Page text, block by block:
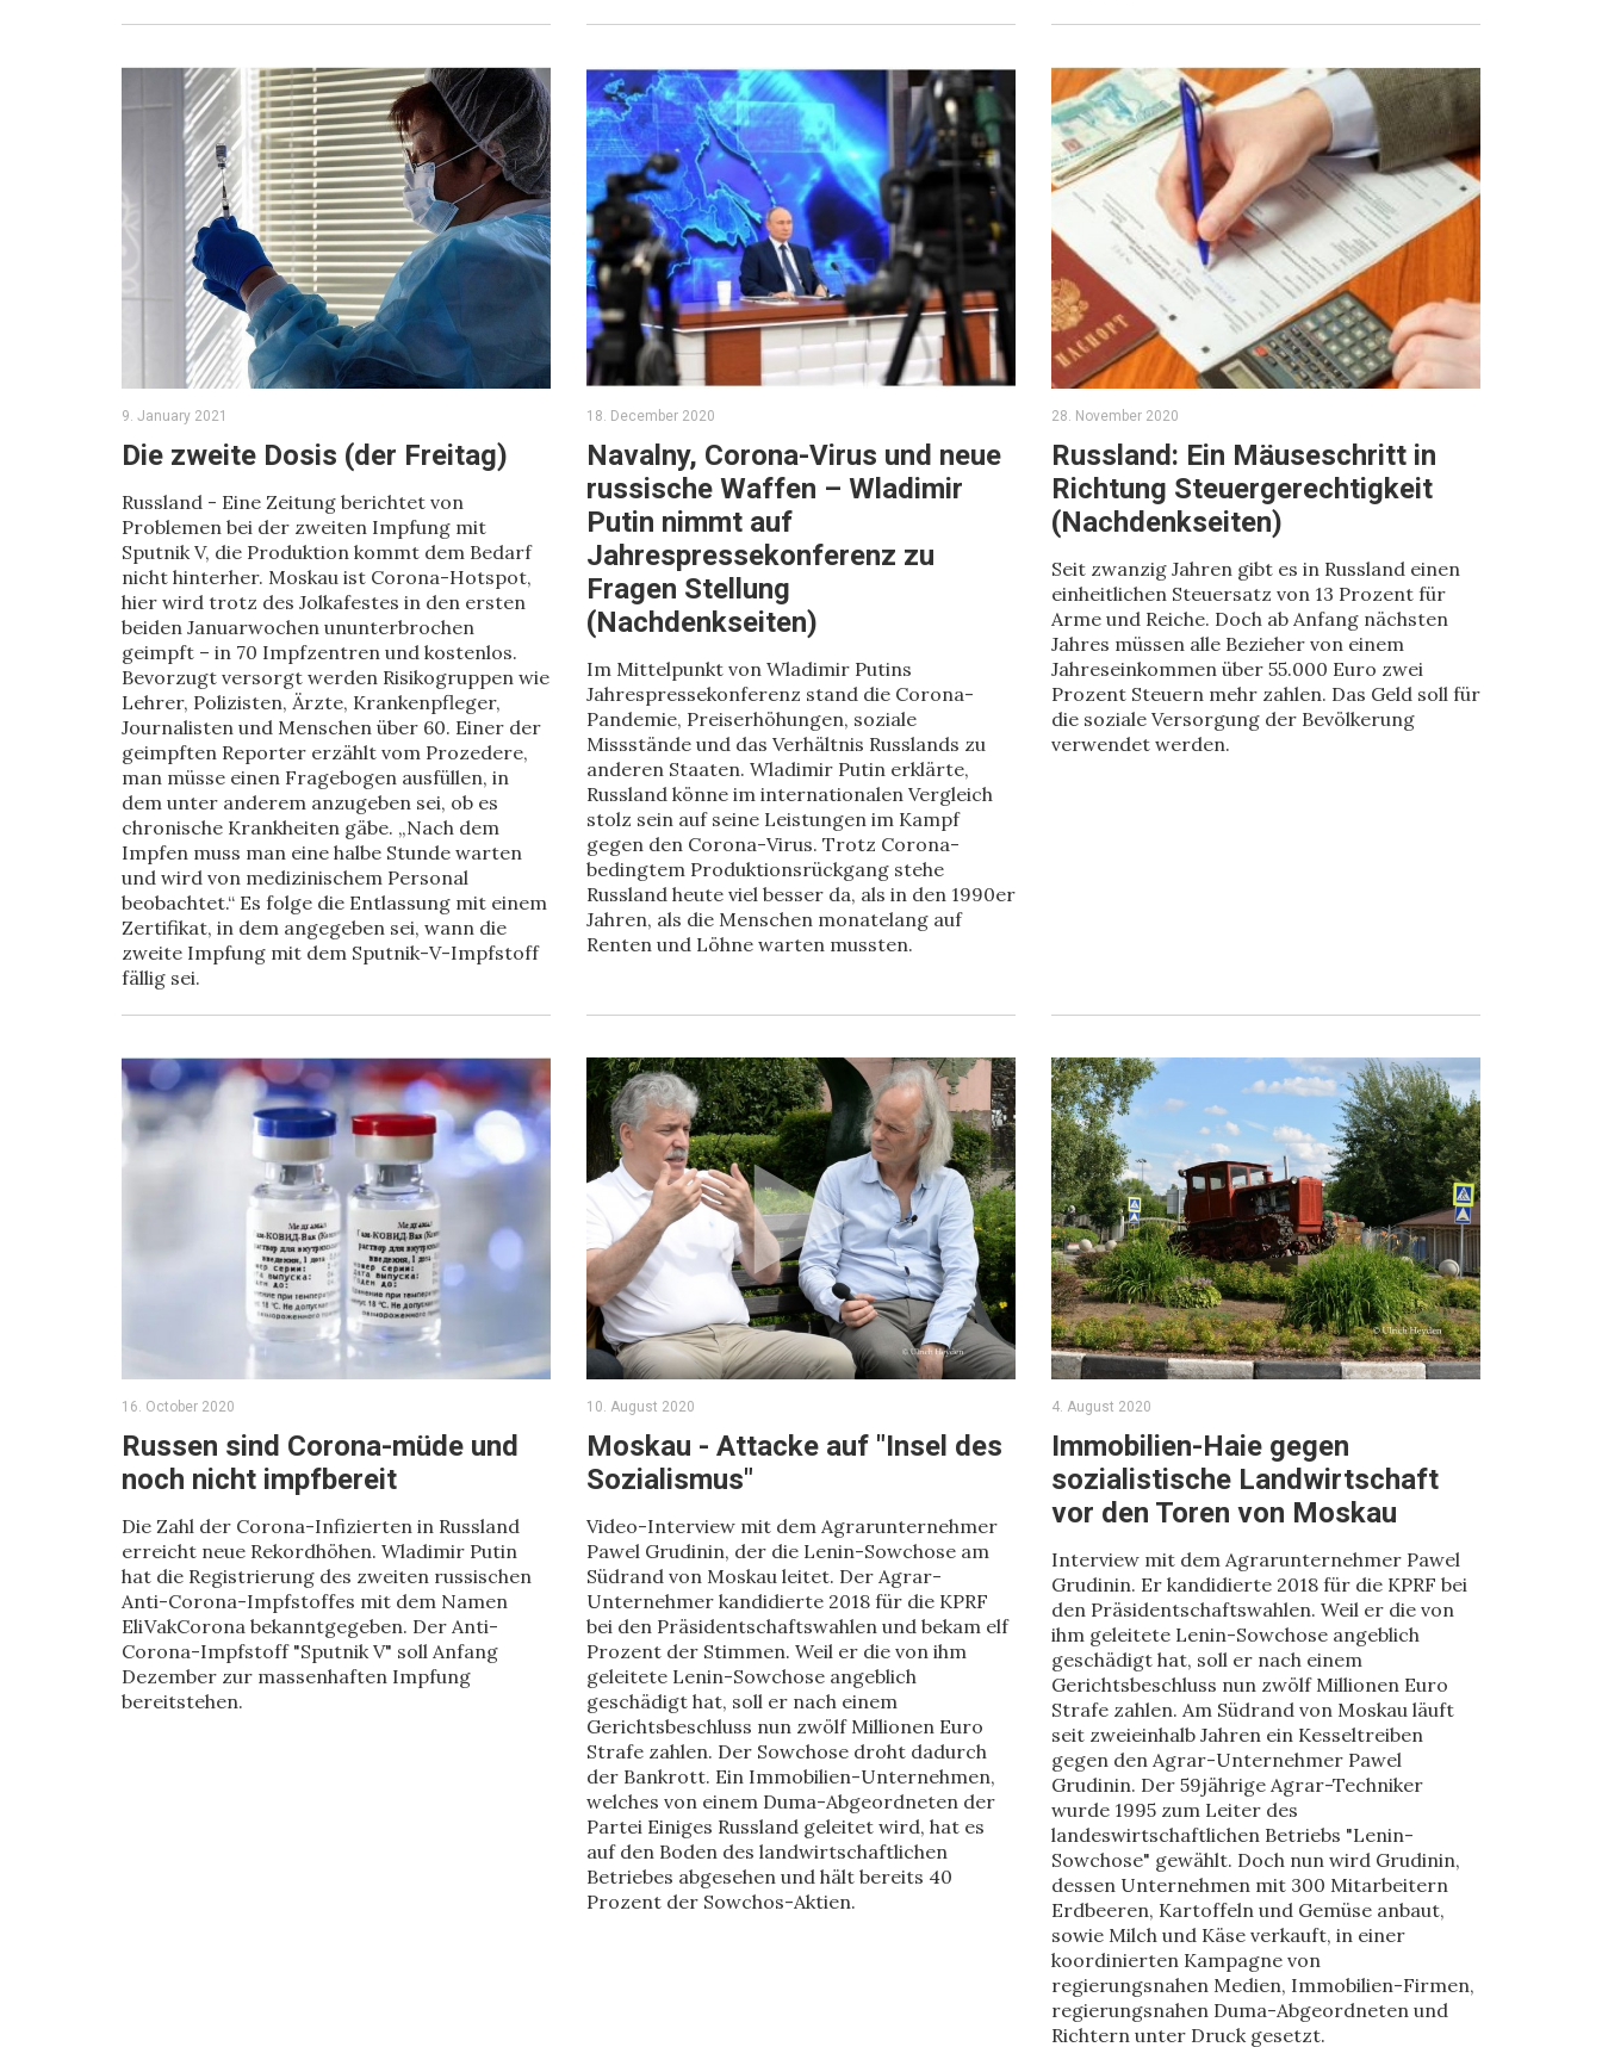
9. January 2021
Die zweite Dosis (der Freitag)
Russland - Eine Zeitung berichtet von
Problemen bei der zweiten Impfung mit
Sputnik V, die Produktion kommt dem Bedarf
nicht hinterher. Moskau ist Corona-Hotspot,
hier wird trotz des Jolkafestes in den ersten
beiden Januarwochen ununterbrochen
geimpft – in 70 Impfzentren und kostenlos.
Bevorzugt versorgt werden Risikogruppen wie
Lehrer, Polizisten, Ärzte, Krankenpfleger,
Journalisten und Menschen über 60. Einer der
geimpften Reporter erzählt vom Prozedere,
man müsse einen Fragebogen ausfüllen, in
dem unter anderem anzugeben sei, ob es
chronische Krankheiten gäbe. „Nach dem
Impfen muss man eine halbe Stunde warten
und wird von medizinischem Personal
beobachtet.“ Es folge die Entlassung mit einem
Zertifikat, in dem angegeben sei, wann die
zweite Impfung mit dem Sputnik-V-Impfstoff
fällig sei.
18. December 2020
Navalny, Corona-Virus und neue
russische Waffen – Wladimir
Putin nimmt auf
Jahrespressekonferenz zu
Fragen Stellung
(Nachdenkseiten)
Im Mittelpunkt von Wladimir Putins
Jahrespressekonferenz stand die Corona-
Pandemie, Preiserhöhungen, soziale
Missstände und das Verhältnis Russlands zu
anderen Staaten. Wladimir Putin erklärte,
Russland könne im internationalen Vergleich
stolz sein auf seine Leistungen im Kampf
gegen den Corona-Virus. Trotz Corona-
bedingtem Produktionsrückgang stehe
Russland heute viel besser da, als in den 1990er
Jahren, als die Menschen monatelang auf
Renten und Löhne warten mussten.
28. November 2020
Russland: Ein Mäuseschritt in
Richtung Steuergerechtigkeit
(Nachdenkseiten)
Seit zwanzig Jahren gibt es in Russland einen
einheitlichen Steuersatz von 13 Prozent für
Arme und Reiche. Doch ab Anfang nächsten
Jahres müssen alle Bezieher von einem
Jahreseinkommen über 55.000 Euro zwei
Prozent Steuern mehr zahlen. Das Geld soll für
die soziale Versorgung der Bevölkerung
verwendet werden.
16. October 2020
Russen sind Corona-müde und
noch nicht impfbereit
Die Zahl der Corona-Infizierten in Russland
erreicht neue Rekordhöhen. Wladimir Putin
hat die Registrierung des zweiten russischen
Anti-Corona-Impfstoffes mit dem Namen
EliVakCorona bekanntgegeben. Der Anti-
Corona-Impfstoff "Sputnik V" soll Anfang
Dezember zur massenhaften Impfung
bereitstehen.
10. August 2020
Moskau - Attacke auf "Insel des
Sozialismus"
Video-Interview mit dem Agrarunternehmer
Pawel Grudinin, der die Lenin-Sowchose am
Südrand von Moskau leitet. Der Agrar-
Unternehmer kandidierte 2018 für die KPRF
bei den Präsidentschaftswahlen und bekam elf
Prozent der Stimmen. Weil er die von ihm
geleitete Lenin-Sowchose angeblich
geschädigt hat, soll er nach einem
Gerichtsbeschluss nun zwölf Millionen Euro
Strafe zahlen. Der Sowchose droht dadurch
der Bankrott. Ein Immobilien-Unternehmen,
welches von einem Duma-Abgeordneten der
Partei Einiges Russland geleitet wird, hat es
auf den Boden des landwirtschaftlichen
Betriebes abgesehen und hält bereits 40
Prozent der Sowchos-Aktien.
4. August 2020
Immobilien-Haie gegen
sozialistische Landwirtschaft
vor den Toren von Moskau
Interview mit dem Agrarunternehmer Pawel
Grudinin. Er kandidierte 2018 für die KPRF bei
den Präsidentschaftswahlen. Weil er die von
ihm geleitete Lenin-Sowchose angeblich
geschädigt hat, soll er nach einem
Gerichtsbeschluss nun zwölf Millionen Euro
Strafe zahlen. Am Südrand von Moskau läuft
seit zweieinhalb Jahren ein Kesseltreiben
gegen den Agrar-Unternehmer Pawel
Grudinin. Der 59jährige Agrar-Techniker
wurde 1995 zum Leiter des
landeswirtschaftlichen Betriebs "Lenin-
Sowchose" gewählt. Doch nun wird Grudinin,
dessen Unternehmen mit 300 Mitarbeitern
Erdbeeren, Kartoffeln und Gemüse anbaut,
sowie Milch und Käse verkauft, in einer
koordinierten Kampagne von
regierungsnahen Medien, Immobilien-Firmen,
regierungsnahen Duma-Abgeordneten und
Richtern unter Druck gesetzt.